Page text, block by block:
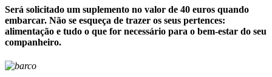
Será solicitado um suplemento no valor de 40 euros quando
embarcar. Não se esqueça de trazer os seus pertences:
alimentação e tudo o que for necessário para o bem-estar do seu
companheiro.